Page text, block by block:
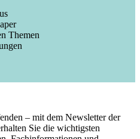
Themen
– mit dem Newsletter der
Sie die wichtigsten